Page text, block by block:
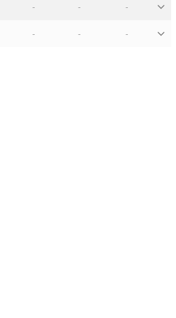
- - -
- - -